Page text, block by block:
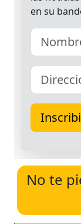
No te